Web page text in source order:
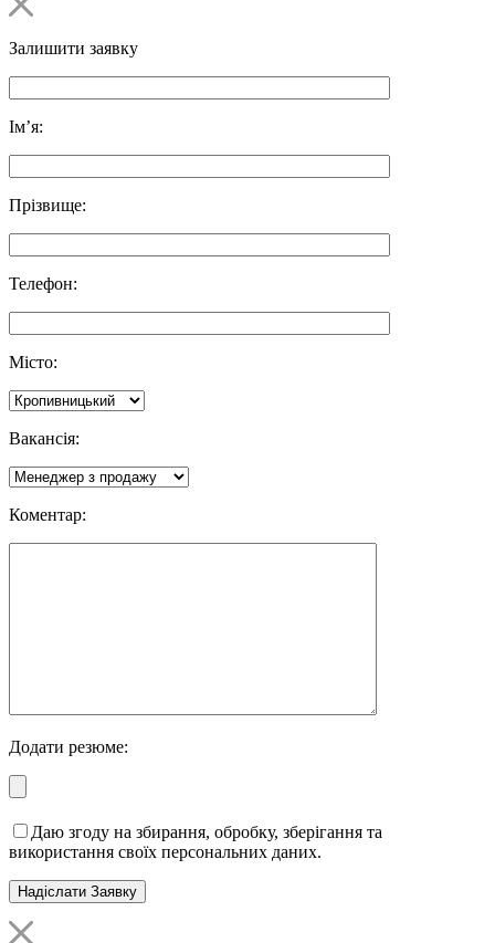
Залишити заявку
Ім’я:
Прізвище:
Телефон:
Місто:
Вакансія:
Коментар:
Додати резюме:
Даю згоду на збирання, обробку, зберігання та
використання своїх персональних даних.